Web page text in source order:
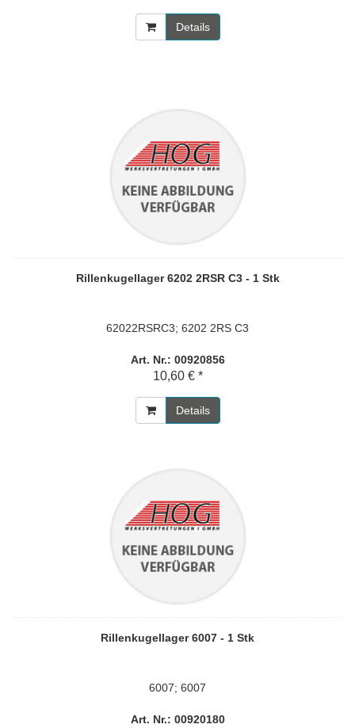
Details
Rillenkugellager 6202 2RSR C3 - 1 Stk
62022RSRC3; 6202 2RS C3
Art. Nr.: 00920856
10,60 € *
Details
Rillenkugellager 6007 - 1 Stk
6007; 6007
Art. Nr.: 00920180